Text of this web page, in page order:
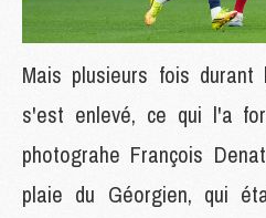
Mais plusieurs fois
s'est enlevé, ce qui l'a
photograhe François
plaie du Géorgien, qui